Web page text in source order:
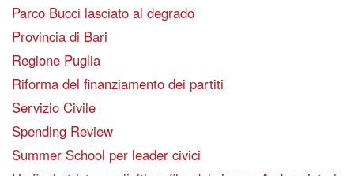
Parco Bucci lasciato al degrado
Provincia di Bari
Regione Puglia
Riforma del finanziamento dei partiti
Servizio Civile
Spending Review
Summer School per leader civici